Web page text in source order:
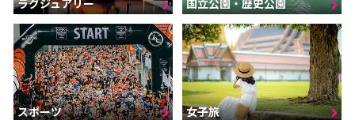
スポーツ 女子旅